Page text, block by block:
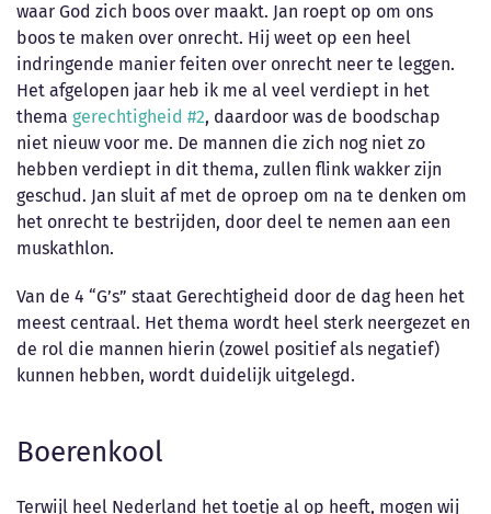
waar God zich boos over maakt. Jan roept op om ons
boos te maken over onrecht. Hij weet op een heel
indringende manier feiten over onrecht neer te leggen.
Het afgelopen jaar heb ik me al veel verdiept in het
thema gerechtigheid #2, daardoor was de boodschap
niet nieuw voor me. De mannen die zich nog niet zo
hebben verdiept in dit thema, zullen flink wakker zijn
geschud. Jan sluit af met de oproep om na te denken om
het onrecht te bestrijden, door deel te nemen aan een
muskathlon.
Van de 4 “G’s” staat Gerechtigheid door de dag heen het
meest centraal. Het thema wordt heel sterk neergezet en
de rol die mannen hierin (zowel positief als negatief)
kunnen hebben, wordt duidelijk uitgelegd.
Boerenkool
Terwijl heel Nederland het toetje al op heeft, mogen wij